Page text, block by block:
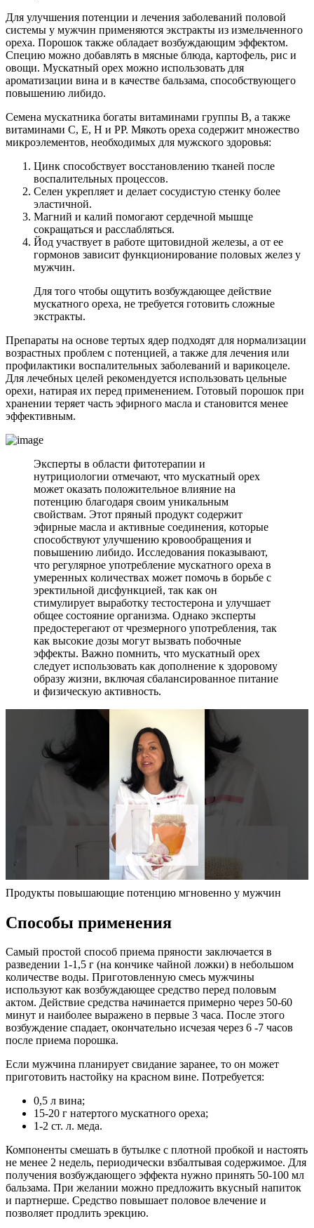
Для улучшения потенции и лечения заболеваний половой
системы у мужчин применяются экстракты из измельченного
ореха. Порошок также обладает возбуждающим эффектом.
Специю можно добавлять в мясные блюда, картофель, рис и
овощи. Мускатный орех можно использовать для
ароматизации вина и в качестве бальзама, способствующего
повышению либидо.
Семена мускатника богаты витаминами группы В, а также
витаминами С, Е, Н и РР. Мякоть ореха содержит множество
микроэлементов, необходимых для мужского здоровья:
Цинк способствует восстановлению тканей после
воспалительных процессов.
Селен укрепляет и делает сосудистую стенку более
эластичной.
Магний и калий помогают сердечной мышце
сокращаться и расслабляться.
Йод участвует в работе щитовидной железы, а от ее
гормонов зависит функционирование половых желез у
мужчин.
Для того чтобы ощутить возбуждающее действие
мускатного ореха, не требуется готовить сложные
экстракты.
Препараты на основе тертых ядер подходят для нормализации
возрастных проблем с потенцией, а также для лечения или
профилактики воспалительных заболеваний и варикоцеле.
Для лечебных целей рекомендуется использовать цельные
орехи, натирая их перед применением. Готовый порошок при
хранении теряет часть эфирного масла и становится менее
эффективным.
Эксперты в области фитотерапии и
нутрициологии отмечают, что мускатный орех
может оказать положительное влияние на
потенцию благодаря своим уникальным
свойствам. Этот пряный продукт содержит
эфирные масла и активные соединения, которые
способствуют улучшению кровообращения и
повышению либидо. Исследования показывают,
что регулярное употребление мускатного ореха в
умеренных количествах может помочь в борьбе с
эректильной дисфункцией, так как он
стимулирует выработку тестостерона и улучшает
общее состояние организма. Однако эксперты
предостерегают от чрезмерного употребления, так
как высокие дозы могут вызвать побочные
эффекты. Важно помнить, что мускатный орех
следует использовать как дополнение к здоровому
образу жизни, включая сбалансированное питание
и физическую активность.
Продукты повышающие потенцию мгновенно у мужчин
Способы применения
Самый простой способ приема пряности заключается в
разведении 1-1,5 г (на кончике чайной ложки) в небольшом
количестве воды. Приготовленную смесь мужчины
используют как возбуждающее средство перед половым
актом. Действие средства начинается примерно через 50-60
минут и наиболее выражено в первые 3 часа. После этого
возбуждение спадает, окончательно исчезая через 6 -7 часов
после приема порошка.
Если мужчина планирует свидание заранее, то он может
приготовить настойку на красном вине. Потребуется:
0,5 л вина;
15-20 г натертого мускатного ореха;
1-2 ст. л. меда.
Компоненты смешать в бутылке с плотной пробкой и настоять
не менее 2 недель, периодически взбалтывая содержимое. Для
получения возбуждающего эффекта нужно принять 50-100 мл
бальзама. При желании можно предложить вкусный напиток
и партнерше. Средство повышает половое влечение и
позволяет продлить эрекцию.